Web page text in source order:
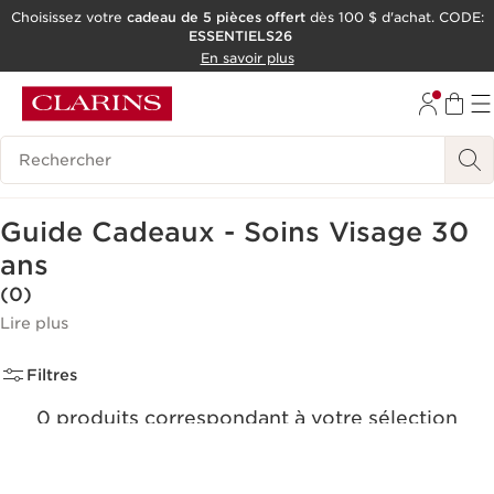
ALLER AU CONTENU
OUTIL D'ACCESSIBILITÉ
Choisissez votre cadeau de 5 pièces offertdès 100 $ d'achat. CODE:
ESSENTIELS26
En savoir plus
Historique des recherches
Guide Cadeaux - Soins Visage 30
ans
(0)
Lire plus
Filtres
0 produits correspondant à votre sélection